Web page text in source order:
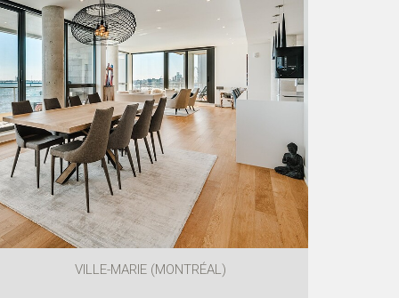
VILLE-MARIE (MONTRÉAL)